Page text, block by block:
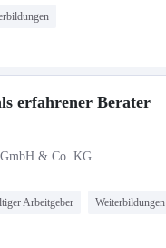
erfahrener Berater
GmbH & Co. KG
Arbeitgeber Weiterbildungen